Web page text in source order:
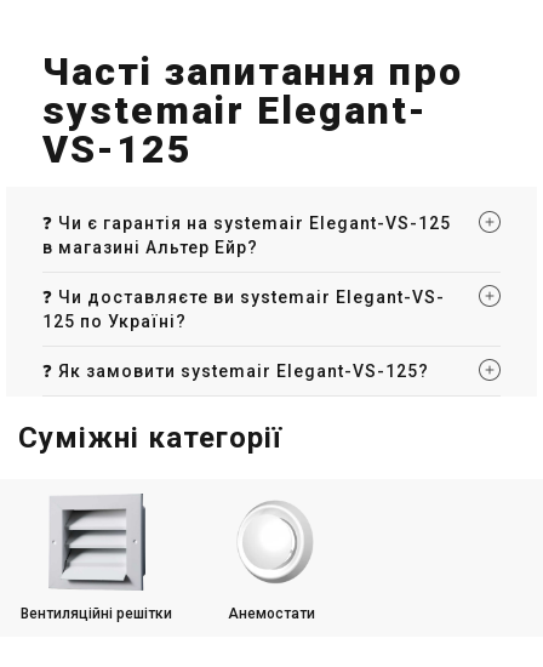
Часті запитання про
systemair Elegant-
VS-125
❓ Чи є гарантія на systemair Elegant-VS-125
в магазині Альтер Ейр?
❓ Чи доставляєте ви systemair Elegant-VS-
125 по Україні?
❓ Як замовити systemair Elegant-VS-125?
Суміжні категорії
Вентиляційні решітки Анемостати